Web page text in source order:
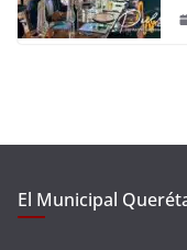
El Municipal